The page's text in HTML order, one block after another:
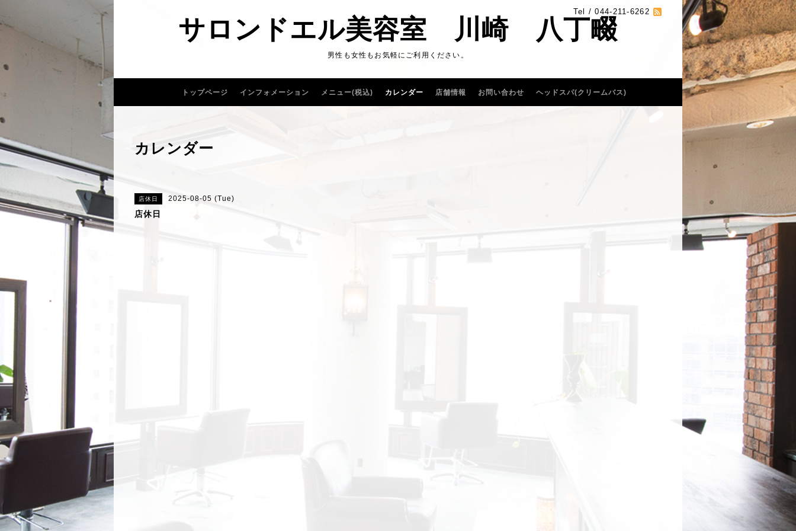
Tel / 044-211-6262
サロンドエル美容室 川崎 八丁畷
男性も女性もお気軽にご利用ください。
トップページ インフォメーション メニュー(税込) カレンダー 店舗情報 お問い合わせ ヘッドスパ(クリームバス)
カレンダー
店休日 2025-08-05 (Tue)
店休日